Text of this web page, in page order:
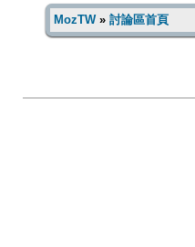
MozTW» 討論區首頁